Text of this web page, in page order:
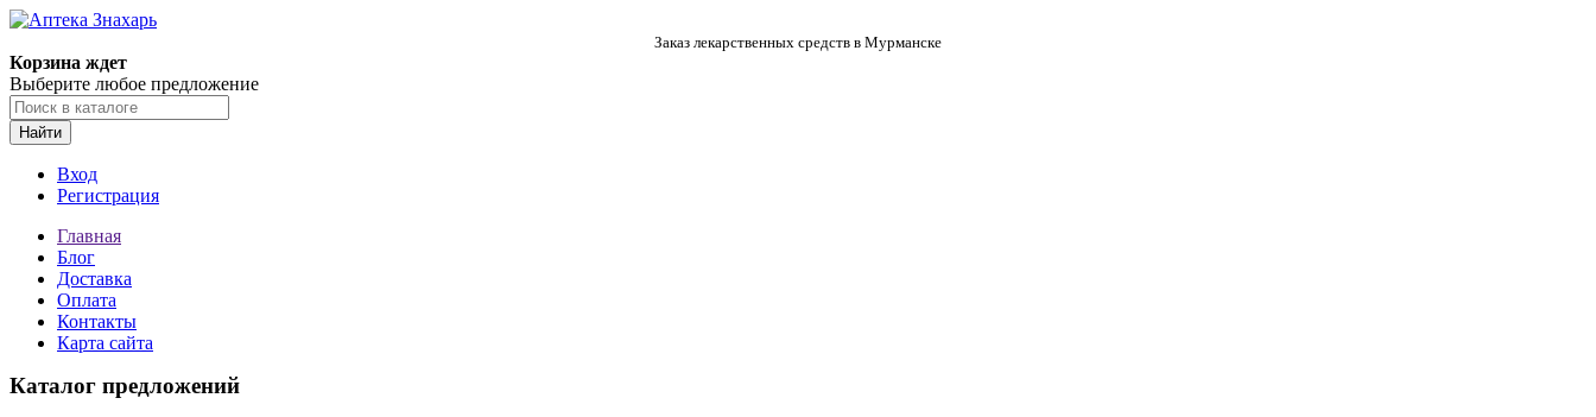
Заказ лекарственных средств в Мурманске
Корзина ждет
Выберите любое предложение
Найти
Вход
Регистрация
Главная
Блог
Доставка
Оплата
Контакты
Карта сайта
Каталог предложений